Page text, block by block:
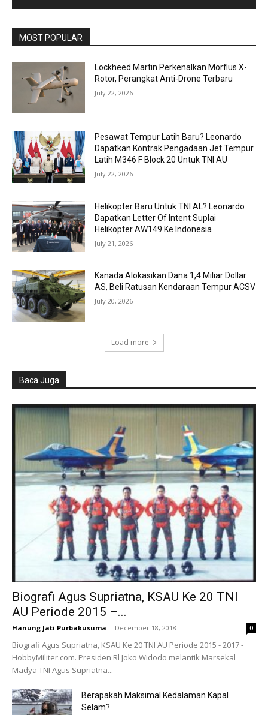
MOST POPULAR
Lockheed Martin Perkenalkan Morfius X-
Rotor, Perangkat Anti-Drone Terbaru
July 22, 2026
Pesawat Tempur Latih Baru? Leonardo
Dapatkan Kontrak Pengadaan Jet Tempur
Latih M346 F Block 20 Untuk TNI AU
July 22, 2026
Helikopter Baru Untuk TNI AL? Leonardo
Dapatkan Letter Of Intent Suplai
Helikopter AW149 Ke Indonesia
July 21, 2026
Kanada Alokasikan Dana 1,4 Miliar Dollar
AS, Beli Ratusan Kendaraan Tempur ACSV
July 20, 2026
Load more
Baca Juga
Biografi Agus Supriatna, KSAU Ke 20 TNI
AU Periode 2015 –...
Hanung Jati Purbakusuma - December 18, 2018 0
Biografi Agus Supriatna, KSAU Ke 20 TNI AU Periode 2015 - 2017 -
HobbyMiliter.com. Presiden Rl Joko Widodo melantik Marsekal
Madya TNI Agus Supriatna...
Berapakah Maksimal Kedalaman Kapal
Selam?